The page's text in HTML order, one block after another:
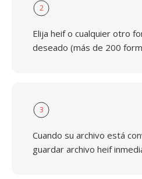
2
Elija heif o cualquier otro
deseado (más de 200
3
Cuando su archivo está
guardar archivo heif